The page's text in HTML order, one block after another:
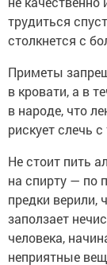
трудиться
столкнется с
Приметы
в кровати, а в
в народе, что
рискует слечь
Не стоит пить
на спирту — по
предки верили,
заползает
человека,
неприятные